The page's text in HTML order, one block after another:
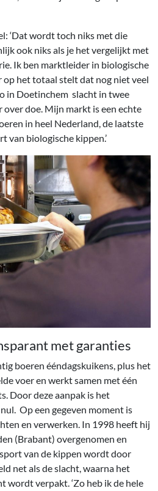
‘Dat wordt toch niks met die
ook niks als je het vergelijkt met
Ik ben marktleider in biologische
op het totaal stelt dat nog niet veel
in Doetinchem slacht in twee
over doe. Mijn markt is een echte
in heel Nederland, de laatste
van biologische kippen.’
met garanties
boeren ééndagskuikens, plus het
voer en werkt samen met één
Door deze aanpak is het
Op een gegeven moment is
en verwerken. In 1998 heeft hij
(Brabant) overgenomen en
van de kippen wordt door
net als de slacht, waarna het
wordt verpakt. ‘Zo heb ik de hele